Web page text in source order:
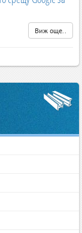
Виж още..